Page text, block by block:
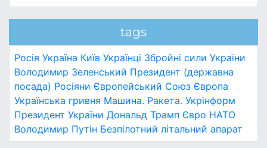
tags
Росія Україна Київ Українці Збройні сили України
Володимир Зеленський Президент (державна
посада) Росіяни Європейський Союз Європа
Українська гривня Машина. Ракета. Укрінформ
Президент України Дональд Трамп Євро НАТО
Володимир Путін Безпілотний літальний апарат